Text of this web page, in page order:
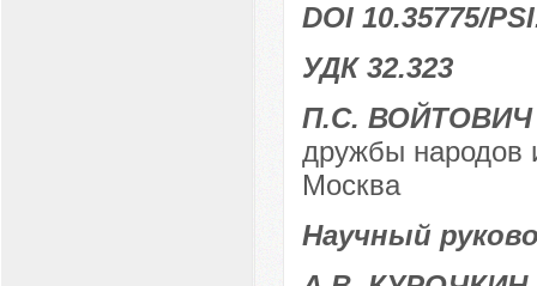
DOI 10.35775/
УДК 32.323
П.С. ВОЙТОВИЧ
дружбы народов
Москва
Научный